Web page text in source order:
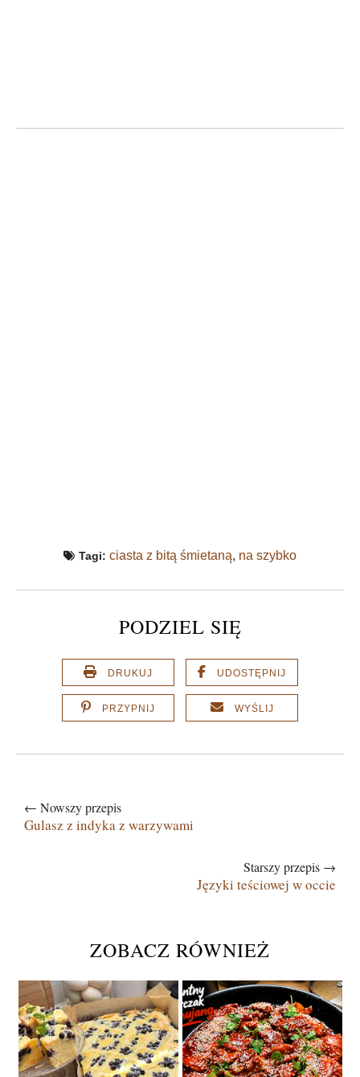
Tagi: ciasta z bitą śmietaną, na szybko
PODZIEL SIĘ
DRUKUJ UDOSTĘPNIJ
PRZYPNIJ WYŚLIJ
← Nowszy przepis
Gulasz z indyka z warzywami
Starszy przepis →
Języki teściowej w occie
ZOBACZ RÓWNIEŻ